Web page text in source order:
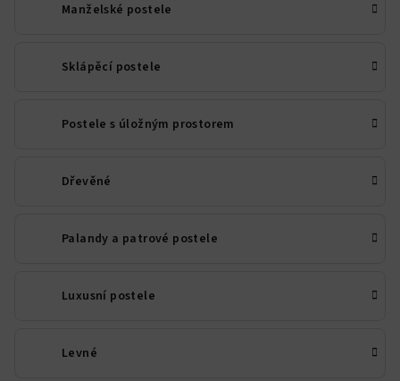
Manželské postele
Sklápěcí postele
Postele s úložným prostorem
Dřevěné
Palandy a patrové postele
Luxusní postele
Levné